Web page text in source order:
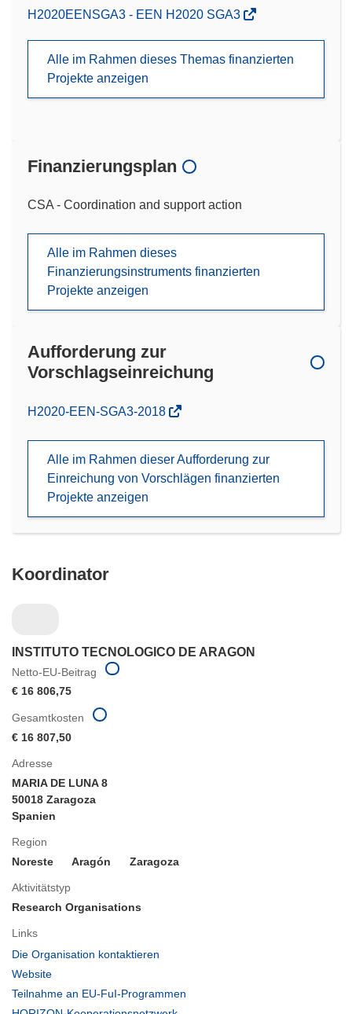
H2020EENSGA3 - EEN H2020 SGA3
Alle im Rahmen dieses Themas finanzierten
Projekte anzeigen
Finanzierungsplan
CSA - Coordination and support action
Alle im Rahmen dieses
Finanzierungsinstruments finanzierten
Projekte anzeigen
Aufforderung zur
Vorschlagseinreichung
(öffnet
Fenster)
H2020-EEN-SGA3-2018
Alle im Rahmen dieser Aufforderung zur
Einreichung von Vorschlägen finanzierten
Projekte anzeigen
Koordinator
INSTITUTO TECNOLOGICO DE ARAGON
Netto-EU-Beitrag
€ 16 806,75
Adresse
MARIA DE LUNA 8
50018 Zaragoza
Spanien
Region
Noreste
Aragón Zaragoza
Aktivitätstyp
Research Organisations
Links
Die Organisation kontaktieren
Website
in
Teilnahme an EU-FuI-Programmen
Gesamtkosten
€ 16 807,50